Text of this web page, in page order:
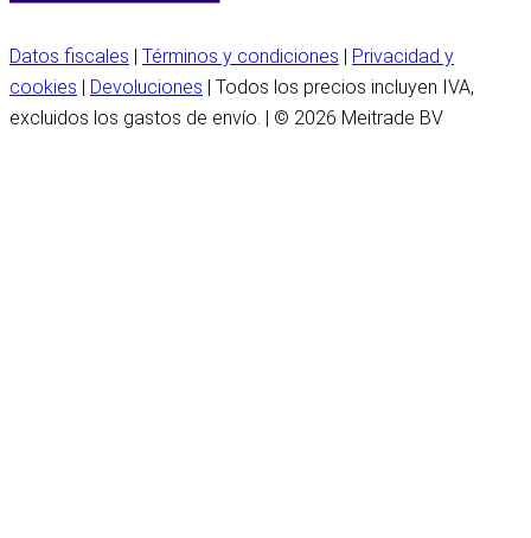
Datos fiscales | Términos y condiciones | Privacidad y
cookies | Devoluciones | Todos los precios incluyen IVA,
excluidos los gastos de envío. | © 2026 Meitrade BV